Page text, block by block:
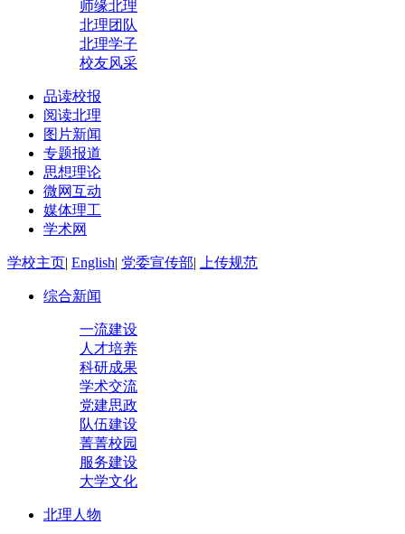
师缘北理
北理团队
北理学子
校友风采
品读校报
阅读北理
图片新闻
专题报道
思想理论
微网互动
媒体理工
学术网
学校主页| English| 党委宣传部| 上传规范
综合新闻
一流建设
人才培养
科研成果
学术交流
党建思政
队伍建设
菁菁校园
服务建设
大学文化
北理人物